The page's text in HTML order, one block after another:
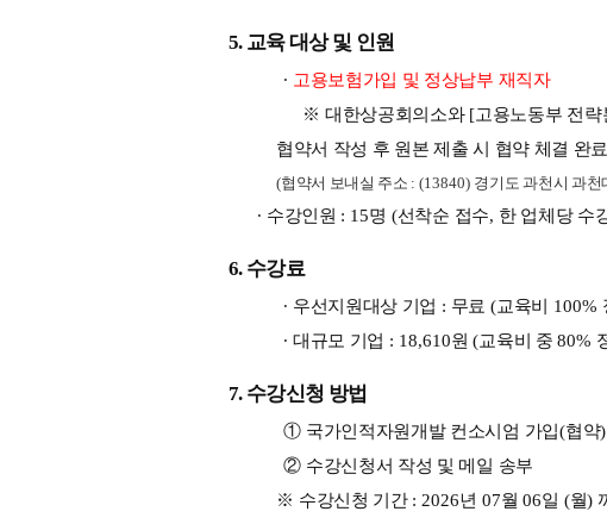
5. 교육 대상 및 인원
∙ 고용보험가입 및 정상납부 재직자
※ 대한상공회의소와 [고용노동부 전
협약서 작성 후 원본 제출 시 협약 체결 완료
(협약서 보내실 주소 : (13840) 경기도 과천시 과천
∙ 수강인원 : 15명 (선착순 접수, 한 업체당 수
6. 수강료
∙ 우선지원대상 기업 : 무료 (교육비 100%
∙ 대규모 기업 : 18,610원 (교육비 중 80%
7. 수강신청 방법
① 국가인적자원개발 컨소시엄 가입(협약)
② 수강신청서 작성 및 메일 송부
※ 수강신청 기간 : 2026년 07월 06일 (월)